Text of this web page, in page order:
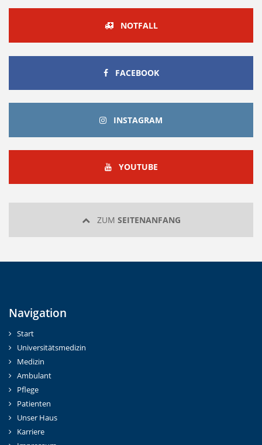
NOTFALL
FACEBOOKFACEBOOK
INSTAGRAM
YOUTUBEYOUTUBE
ZUM SEITENANFANG
Navigation
Start
Universitätsmedizin
Medizin
Ambulant
Pflege
Patienten
Unser Haus
Karriere